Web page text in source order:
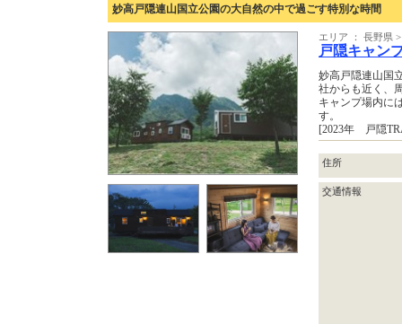
妙高戸隠連山国立公園の大自然の中で過ごす特別な時間
エリア ： 長野県
戸隠キャン
妙高戸隠連山国
社からも近く、
キャンプ場内に
す。
[2023年 戸隠
住所
交通情報